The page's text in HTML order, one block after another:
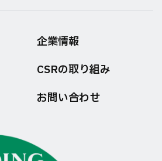
企業情報
CSRの取り組み
お問い合わせ